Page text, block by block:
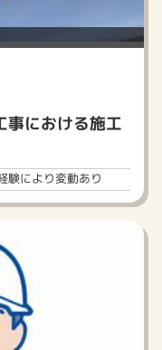
事における施工
により変動あり